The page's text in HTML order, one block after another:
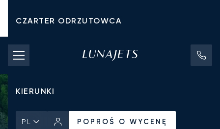
CZARTER ODRZUTOWCA
KOSZTY CZARTERU
PRYWATNE ODRZUTOWCE
KIERUNKI
PL POPROŚ O WYCENĘ